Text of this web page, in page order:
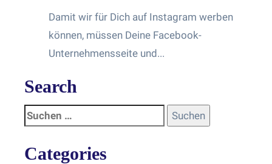
Damit wir für Dich auf Instagram werben
können, müssen Deine Facebook-
Unternehmensseite und...
Search
Categories